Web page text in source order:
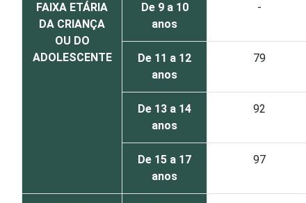
FAIXA ETÁRIA
DA CRIANÇA
OU DO
ADOLESCENTE
De 9 a 10
anos
-
De 11 a 12
anos
79
De 13 a 14
anos
92
De 15 a 17
anos
97